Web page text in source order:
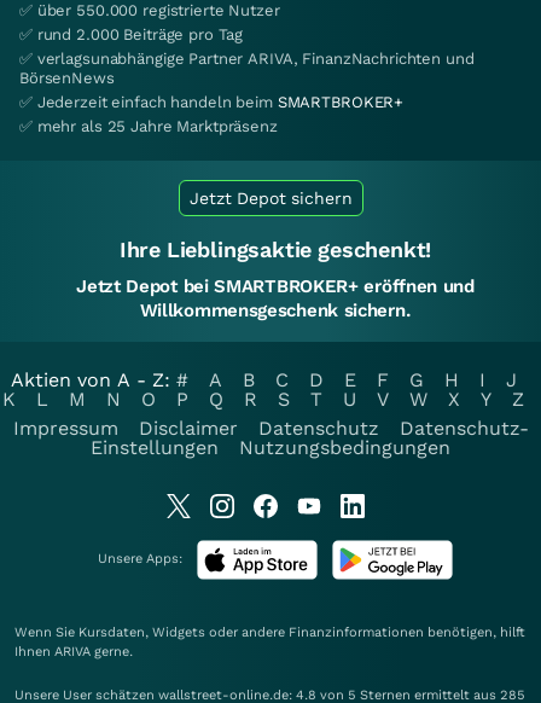
✅ über 550.000 registrierte Nutzer
✅ rund 2.000 Beiträge pro Tag
✅ verlagsunabhängige Partner ARIVA, FinanzNachrichten und
BörsenNews
✅ Jederzeit einfach handeln beim SMARTBROKER+
✅ mehr als 25 Jahre Marktpräsenz
Jetzt Depot sichern
Ihre Lieblingsaktie geschenkt!
Jetzt Depot bei SMARTBROKER+ eröffnen und
Willkommensgeschenk sichern.
Aktien von A - Z: # A B C D E F G H I
J
K
L M N O P Q R S T U V W X Y
Z
Impressum
Disclaimer Datenschutz
Datenschutz-
Einstellungen
Nutzungsbedingungen
Unsere Apps:
Wenn Sie Kursdaten, Widgets oder andere Finanzinformationen benötigen, hilft
Ihnen ARIVA gerne.
Unsere User schätzen wallstreet-online.de: 4.8 von 5 Sternen ermittelt aus 285